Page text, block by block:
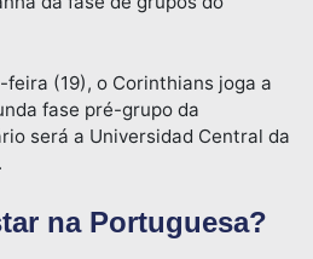
(19), o Corinthians joga a
fase pré-grupo da
será a Universidad Central da
na Portuguesa?